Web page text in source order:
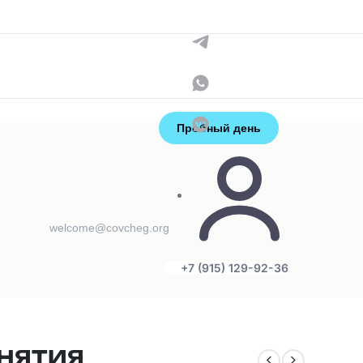
+7 (915) 129-92-36
Пробный день
welcome@covcheg.org